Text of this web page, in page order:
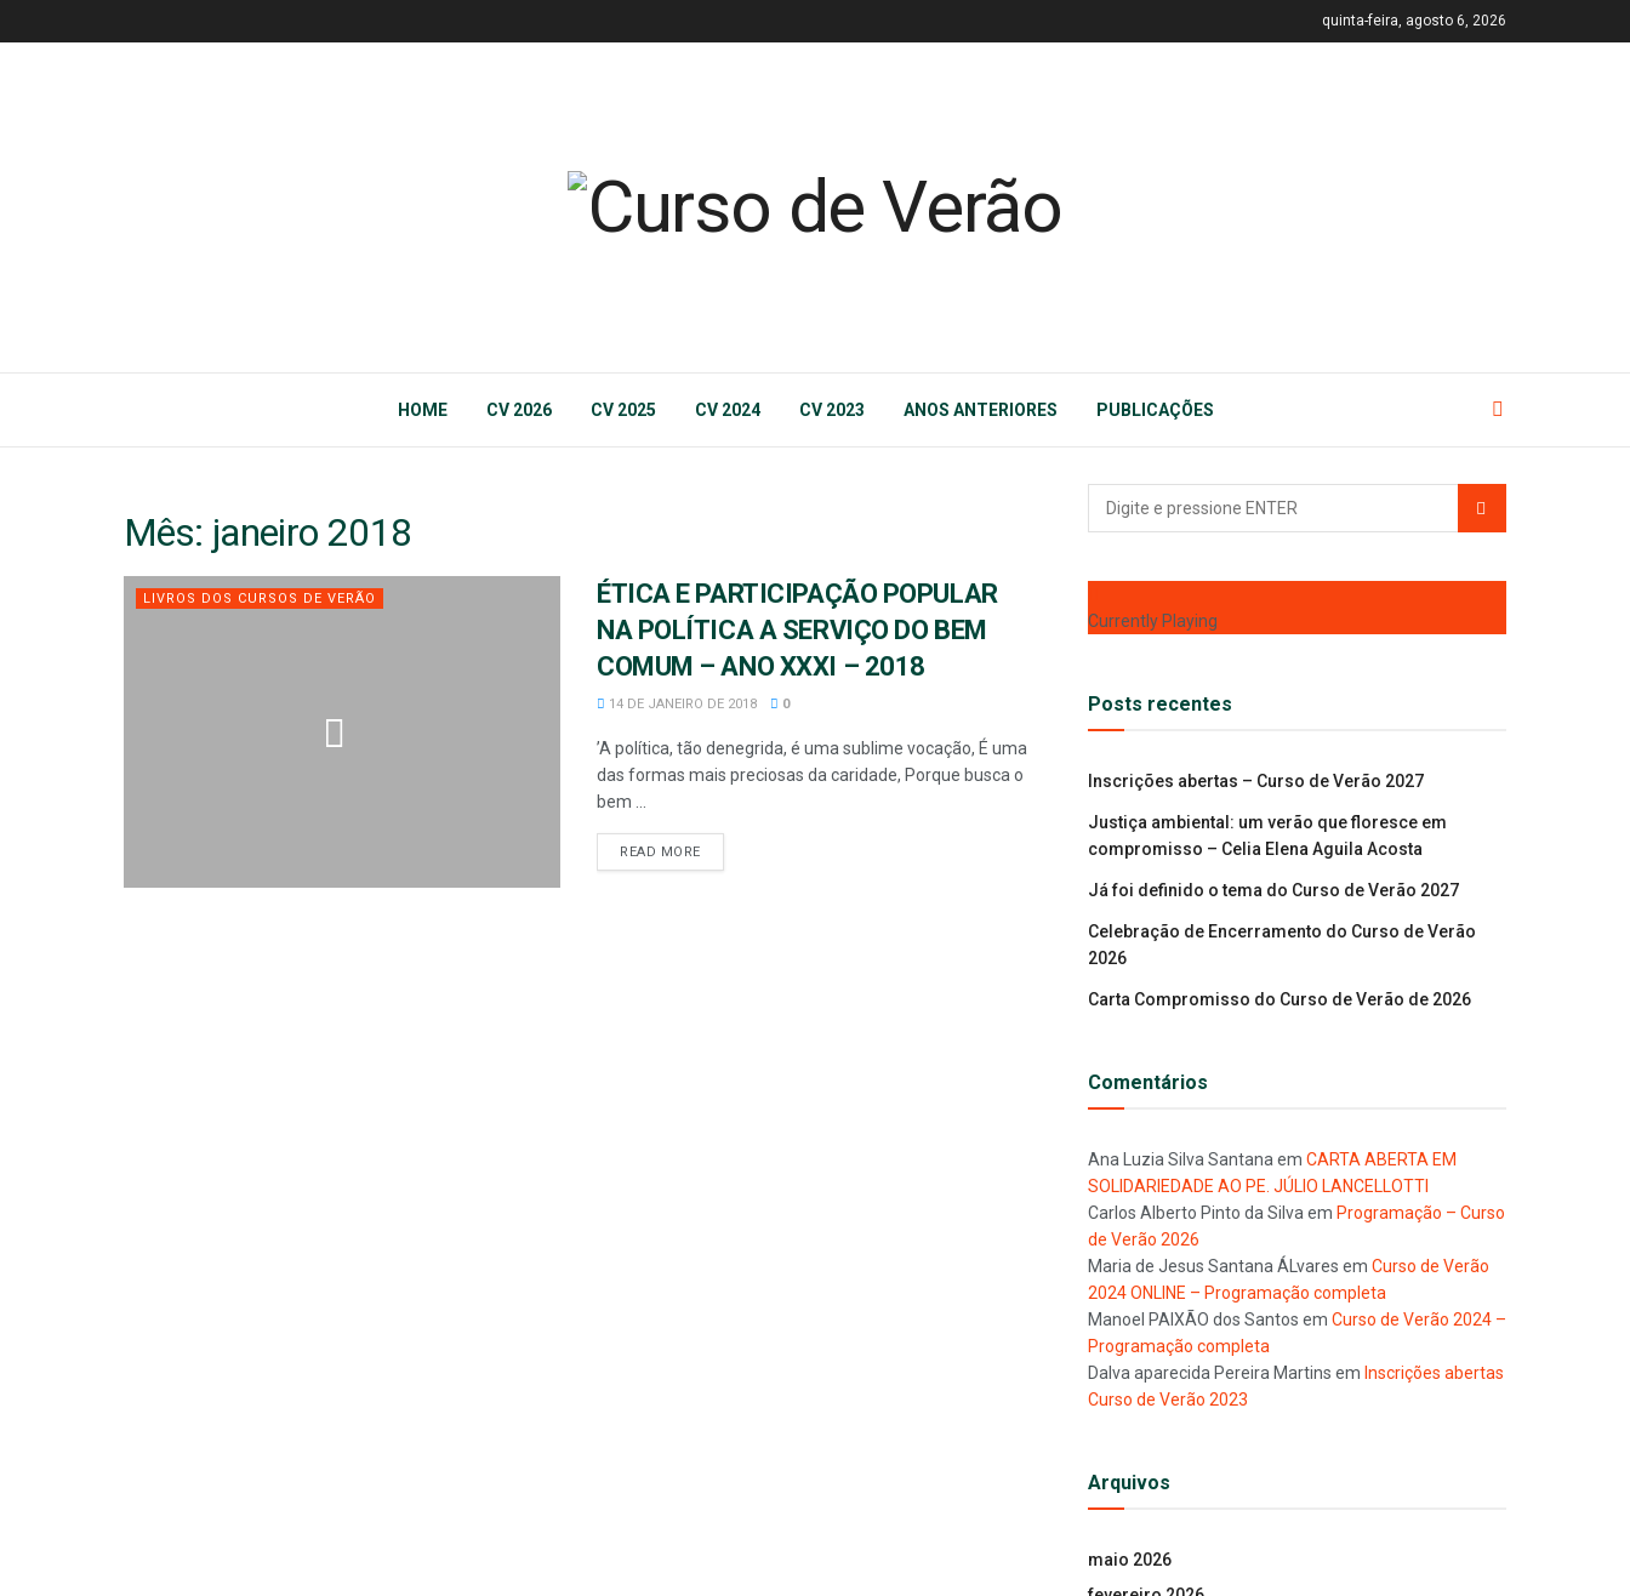
quinta-feira, agosto 6, 2026
HOME CV 2026 CV 2025 CV 2024 CV 2023 ANOS ANTERIORES PUBLICAÇÕES
Mês: janeiro 2018
LIVROS DOS CURSOS DE VERÃO
ÉTICA E PARTICIPAÇÃO POPULAR
NA POLÍTICA A SERVIÇO DO BEM
COMUM – ANO XXXI – 2018
14 DE JANEIRO DE 2018 0
’A política, tão denegrida, é uma sublime vocação, É uma
das formas mais preciosas da caridade, Porque busca o
bem ...
READ MORE
Currently Playing
Posts recentes
Inscrições abertas – Curso de Verão 2027
Justiça ambiental: um verão que floresce em
compromisso – Celia Elena Aguila Acosta
Já foi definido o tema do Curso de Verão 2027
Celebração de Encerramento do Curso de Verão
2026
Carta Compromisso do Curso de Verão de 2026
Comentários
Ana Luzia Silva Santana em CARTA ABERTA EM
SOLIDARIEDADE AO PE. JÚLIO LANCELLOTTI
Carlos Alberto Pinto da Silva em Programação – Curso
de Verão 2026
Maria de Jesus Santana ÁLvares em Curso de Verão
2024 ONLINE – Programação completa
Manoel PAIXÃO dos Santos em Curso de Verão 2024 –
Programação completa
Dalva aparecida Pereira Martins em Inscrições abertas
Curso de Verão 2023
Arquivos
maio 2026